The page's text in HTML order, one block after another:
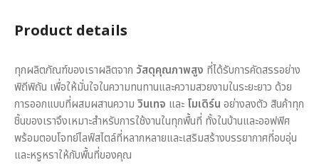
Product details
ทุกผลิตภัณฑ์ของเราผลิตจาก วัสดุคุณภาพสูง ที่ได้รับการคัดสรรอย่าง
พิถีพิถัน เพื่อให้มั่นใจในความทนทานและความสวยงามในระยะยาว ด้วย
การออกแบบที่ผสมผสานความ วินเทจ และ โมเดิร์น อย่างลงตัว สินค้าทุก
ชิ้นของเราจึงเหมาะสำหรับการใช้งานในทุกพื้นที่ ทั้งในบ้านและออฟฟิศ
พร้อมตอบโจทย์ไลฟ์สไตล์ที่หลากหลายและเสริมสร้างบรรยากาศที่อบอุ่น
และหรูหราให้กับพื้นที่ของคุณ